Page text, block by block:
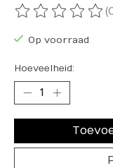
De beoordeling
Op voorraad
Hoeveelheid: